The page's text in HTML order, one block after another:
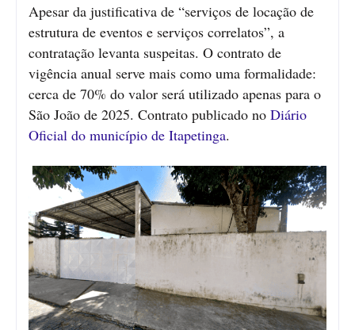
Apesar da justificativa de “serviços de locação de
estrutura de eventos e serviços correlatos”, a
contratação levanta suspeitas. O contrato de
vigência anual serve mais como uma formalidade:
cerca de 70% do valor será utilizado apenas para o
São João de 2025. Contrato publicado no Diário
Oficial do município de Itapetinga.